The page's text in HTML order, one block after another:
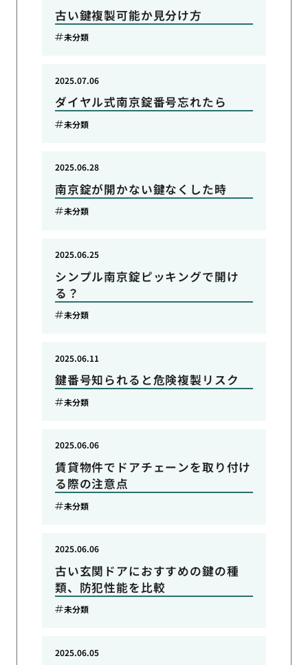
古い鍵複製可能か見分け方
未分類
ダイヤル式南京錠番号忘れたら
2025.07.06
未分類
南京錠が開かない鍵なくした時
2025.06.28
未分類
シンプル南京錠ピッキングで開け
る？
2025.06.25
未分類
鍵番号知られると危険複製リスク
2025.06.11
未分類
賃貸物件でドアチェーンを取り付け
る際の注意点
2025.06.06
未分類
古い玄関ドアにおすすめの鍵の種
類、防犯性能を比較
2025.06.06
未分類
2025.06.05